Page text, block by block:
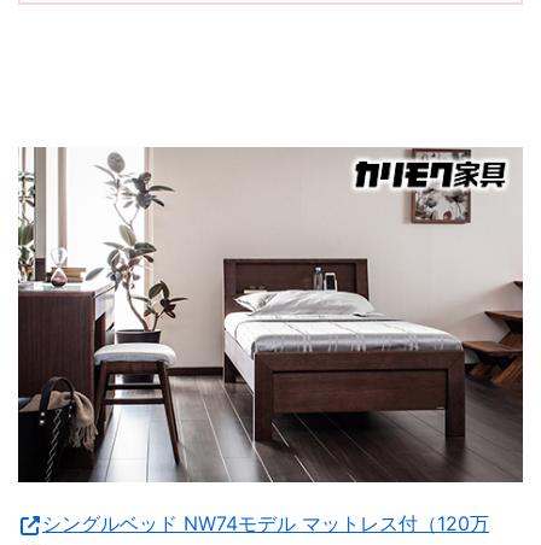
シングルベッド NW74モデル マットレス付（120万